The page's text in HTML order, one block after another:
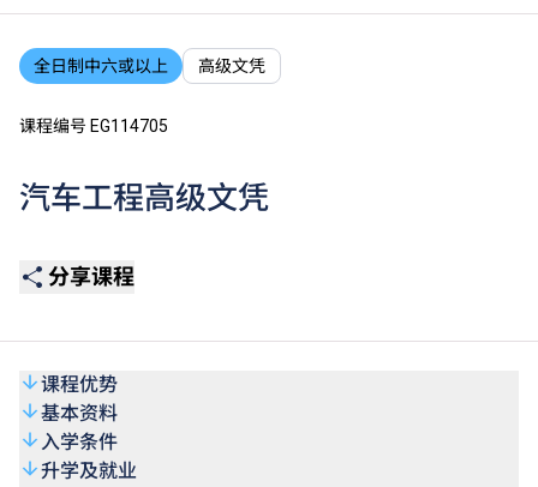
全日制中六或以上 高级文凭
课程编号 EG114705
汽车工程高级文凭
分享课程
课程优势
基本资料
入学条件
升学及就业